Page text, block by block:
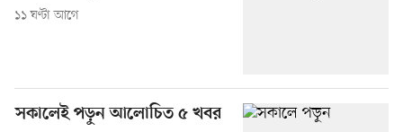
১১ ঘণ্টা আগে
সকালেই পড়ুন আলোচিত ৫ খবর